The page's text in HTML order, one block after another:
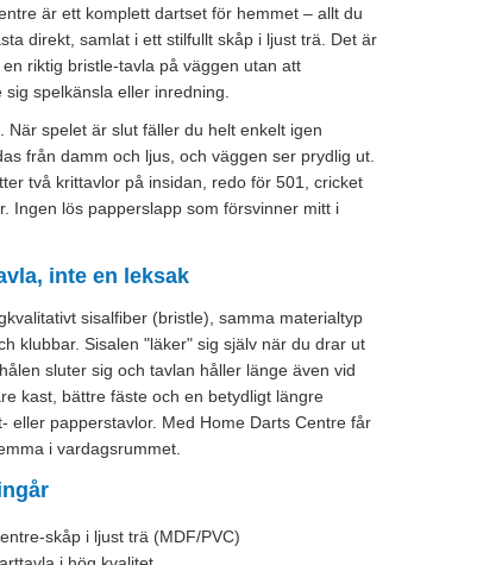
är ett komplett dartset för hemmet – allt du
direkt, samlat i ett stilfullt skåp i ljust trä. Det är
riktig bristle-tavla på väggen utan att
spelkänsla eller inredning.
När spelet är slut fäller du helt enkelt igen
från damm och ljus, och väggen ser prydlig ut.
två krittavlor på insidan, redo för 501, cricket
Ingen lös papperslapp som försvinner mitt i
inte en leksak
sisalfiber (bristle), samma materialtyp
klubbar. Sisalen "läker" sig själv när du drar ut
sluter sig och tavlan håller länge även vid
kast, bättre fäste och en betydligt längre
eller papperstavlor. Med Home Darts Centre får
i vardagsrummet.
skåp i ljust trä (MDF/PVC)